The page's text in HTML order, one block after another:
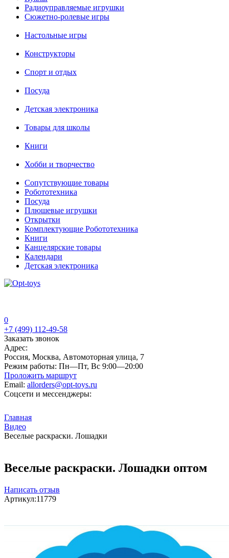
Радиоуправляемые игрушки
Сюжетно-ролевые игры
Настольные игры
Конструкторы
Спорт и отдых
Посуда
Детская электроника
Товары для школы
Книги
Хобби и творчество
Сопутствующие товары
Робототехника
Посуда
Плюшевые игрушки
Открытки
Комплектующие Робототехника
Книги
Канцелярские товары
Календари
Детская электроника
0
+7 (499) 112-49-58
Заказать звонок
Адрес:
Россия, Москва, Автомоторная улица, 7
Режим работы: Пн—Пт, Вс 9:00—20:00
Проложить маршрут
Email: allorders@opt-toys.ru
Соцсети и мессенджеры:
Главная
Видео
Веселые раскраски. Лошадки
Веселые раскраски. Лошадки оптом
Написать отзыв
Артикул:11779